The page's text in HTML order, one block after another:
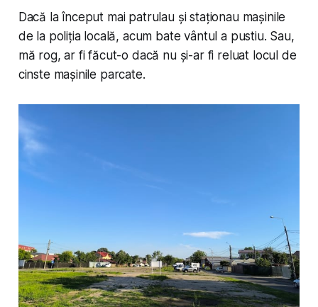
Dacă la început mai patrulau și staționau mașinile
de la poliția locală, acum bate vântul a pustiu. Sau,
mă rog, ar fi făcut-o dacă nu și-ar fi reluat locul de
cinste mașinile parcate.